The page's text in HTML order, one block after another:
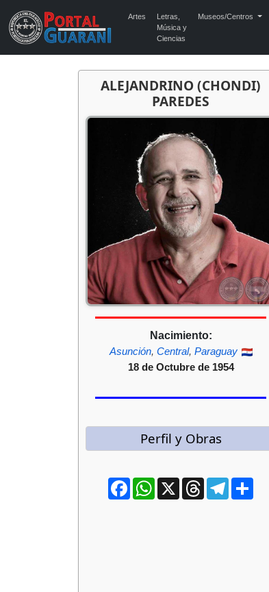
Artes
Letras,
Música y
Ciencias
Museos/Centros
ALEJANDRINO (CHONDI)
PAREDES
Nacimiento:
Asunción, Central, Paraguay
18 de Octubre de 1954
Perfil y Obras
FacebookWhatsApp
X ThreadsTelegram